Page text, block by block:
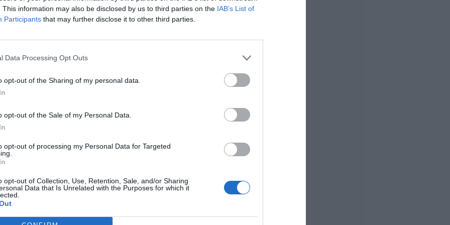
This information may also be disclosed by us to third parties on the IAB’s List of
Participants that may further disclose it to other third parties.
Data Processing Opt Outs
opt-out of the Sharing of my personal data.
opt-out of the Sale of my Personal Data.
opt-out of processing my Personal Data for Targeted
opt-out of Collection, Use, Retention, Sale, and/or Sharing
Data that Is Unrelated with the Purposes for which it
per unanimitat Maria Josep Picó com a
una decisió que dona el tret d'eixida a la
el lideratge de l'actual portaveu del
també es va refermar l'aposta de
que aspire a recuperar el govern
este nou repte
a Sagunt. Segons ha afirmat, fa el
fins ara i amb la voluntat de liderar
la qualitat de vida de les persones" i
amb idees i valors clars".
per a 2027"